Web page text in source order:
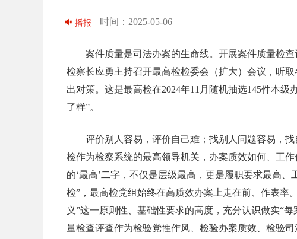
播报 时间：2025-05-06
案件质量是司法办案的生命线。开展案件质量检
检察长应勇主持召开最高检检委会（扩大）会议，听
出对策。这是最高检在2024年11月随机抽选145件本
了样”。
评价别人容易，评价自己难；找别人问题容易，
检作为检察系统的最高领导机关，办案质效如何、工
的‘最高’二字，不仅是层级最高，更是履职要求最高
检”，最高检党组始终在高质效办案上走在前、作表率
义”这一原则性、基础性要求的高度，充分认识做实“
量检查评查作为检验党性作风、检验办案质效、检验